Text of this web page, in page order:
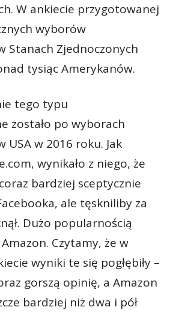
W ankiecie przygotowanej
wyborów
Stanach Zjednoczonych
tysiąc Amerykanów.
tego typu
zostało po wyborach
USA w 2016 roku. Jak
wynikało z niego, że
bardziej sceptycznie
ale tęskniliby za
Dużo popularnością
Czytamy, że w
wyniki te się pogłębiły –
gorszą opinię, a Amazon
bardziej niż dwa i pół